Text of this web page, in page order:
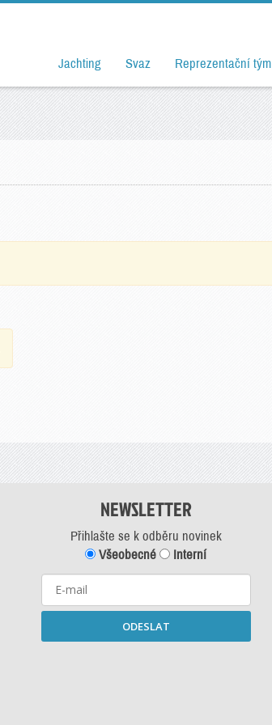
Jachting Svaz Reprezentační tým
NEWSLETTER
Přihlašte se k odběru novinek
Všeobecné
Interní
ODESLAT